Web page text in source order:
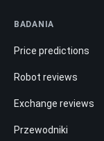
BADANIA
Price predictions
Robot reviews
Exchange reviews
Przewodniki